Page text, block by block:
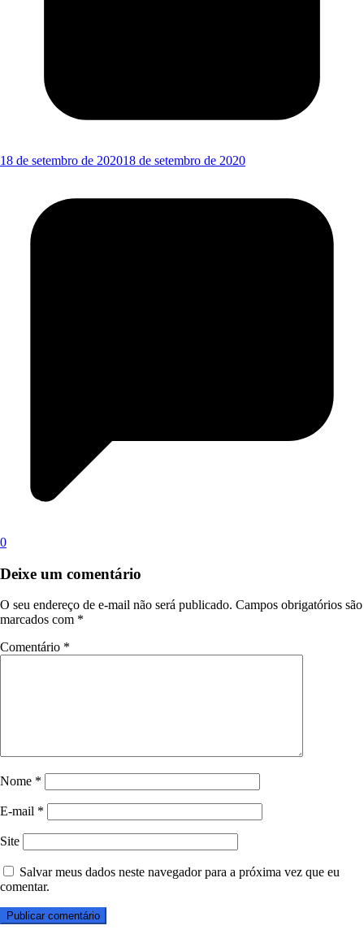
18 de setembro de 202018 de setembro de 2020
0
Deixe um comentário
O seu endereço de e-mail não será publicado. Campos obrigatórios são
marcados com *
Comentário *
Nome *
E-mail *
Site
Salvar meus dados neste navegador para a próxima vez que eu
comentar.